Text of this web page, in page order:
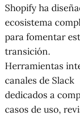
Shopify ha
ecosistema
para fomentar
transición.
Herramientas
canales de Slack
dedicados a
casos de uso,